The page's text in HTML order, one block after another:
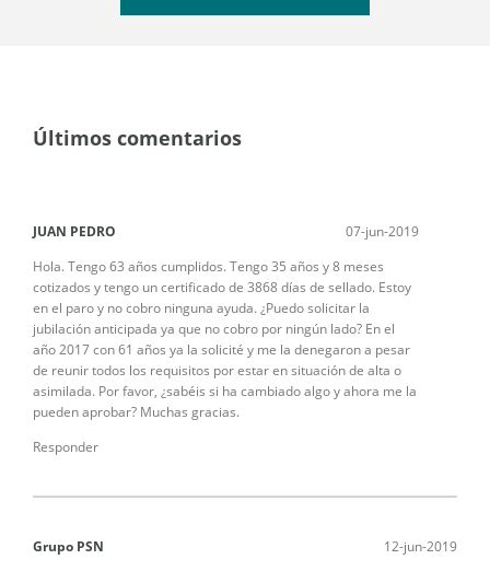
Últimos comentarios
JUAN PEDRO 07-jun-2019
Hola. Tengo 63 años cumplidos. Tengo 35 años y 8 meses
cotizados y tengo un certificado de 3868 días de sellado. Estoy
en el paro y no cobro ninguna ayuda. ¿Puedo solicitar la
jubilación anticipada ya que no cobro por ningún lado? En el
año 2017 con 61 años ya la solicité y me la denegaron a pesar
de reunir todos los requisitos por estar en situación de alta o
asimilada. Por favor, ¿sabéis si ha cambiado algo y ahora me la
pueden aprobar? Muchas gracias.
Responder
Grupo PSN 12-jun-2019